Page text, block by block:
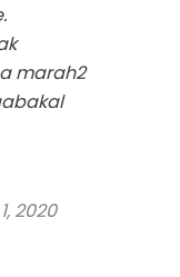
marah2
2020